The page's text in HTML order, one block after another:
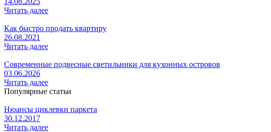
Читать далее
Как быстро продать квартиру
26.08.2021
Читать далее
Современные подвесные светильники для кухонных островов
03.06.2026
Читать далее
Популярные статьи
Нюансы циклевки паркета
30.12.2017
Читать далее